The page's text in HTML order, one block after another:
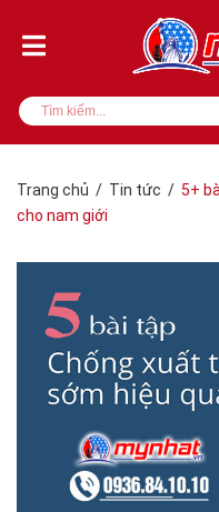
Trang chủ / Tin tức / 5+
cho nam giới